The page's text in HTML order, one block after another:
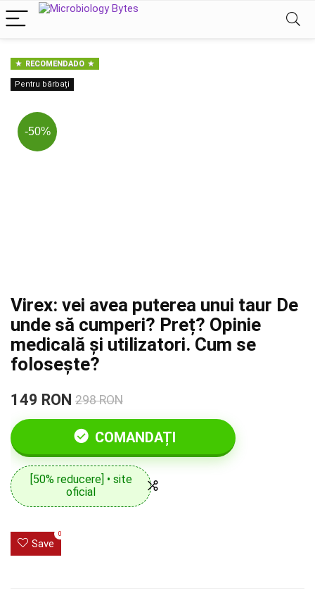
RECOMENDADO
Pentru bărbați
-50%
Virex: vei avea puterea unui taur De
unde să cumperi? Preț? Opinie
medicală și utilizatori. Cum se
folosește?
149 RON 298 RON
COMANDAȚI
[50% reducere] • site
oficial
Save
0